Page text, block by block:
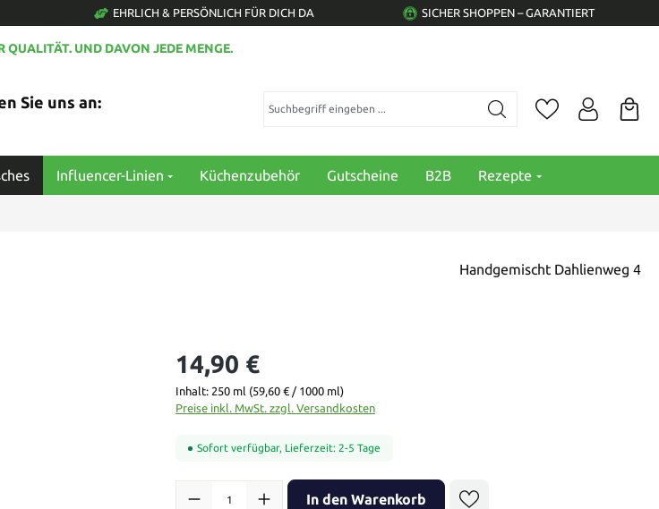
EHRLICH & PERSÖNLICH FÜR DICH DA SICHER SHOPPEN – GARANTIERT
QUALITÄT. UND DAVON JEDE MENGE.
Sie uns an: Suchbegriff eingeben ...
Influencer-Linien Küchenzubehör Gutscheine B2B Rezepte
Handgemischt Dahlienweg 4
14,90 €
Inhalt: 250 ml (59,60 € / 1000 ml)
Preise inkl. MwSt. zzgl. Versandkosten
Sofort verfügbar, Lieferzeit: 2-5 Tage
Produkt Anzahl: Gib den gewünschten Wert ein oder benutze die
In den Warenkorb